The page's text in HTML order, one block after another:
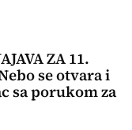
ZA 11.
se otvara i
sa porukom za